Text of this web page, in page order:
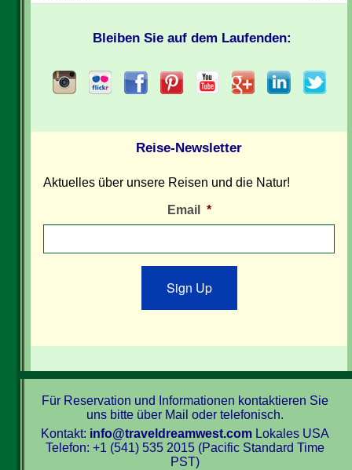
Bleiben Sie auf dem Laufenden:
Reise-Newsletter
Aktuelles über unsere Reisen und die Natur!
Email *
Sign Up
Für Reservation und Informationen kontaktieren Sie
uns bitte über Mail oder telefonisch.
Kontakt: info@traveldreamwest.comLokales USA
Telefon: +1 (541) 535 2015 (Pacific Standard Time
PST)